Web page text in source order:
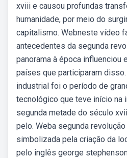
xviii e causou profundas
humanidade, por meio do
capitalismo. Webneste vídeo
antecedentes da segunda
panorama à época influenciou
países que participaram
industrial foi o período de
tecnológico que teve início na
segunda metade do século
pelo. Weba segunda
simbolizada pela criação da
pelo inglês george